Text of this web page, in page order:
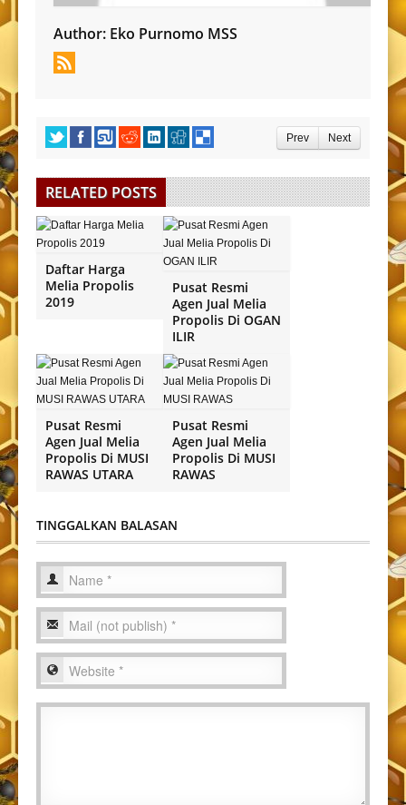
Author: Eko Purnomo MSS
Prev Next
RELATED POSTS
Daftar Harga
Melia Propolis
2019
Pusat Resmi
Agen Jual Melia
Propolis Di OGAN
ILIR
Pusat Resmi
Agen Jual Melia
Propolis Di MUSI
RAWAS UTARA
Pusat Resmi
Agen Jual Melia
Propolis Di MUSI
RAWAS
TINGGALKAN BALASAN